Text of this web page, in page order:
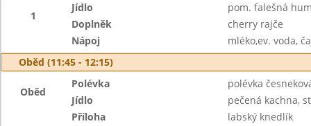
1
Jídlo
pom. falešná
Doplněk
cherry rajče
Nápoj
mléko,ev. voda,
Oběd (11:45 - 12:15)
Oběd
Polévka
polévka
Jídlo
pečená kachna,
Příloha
labský knedlík